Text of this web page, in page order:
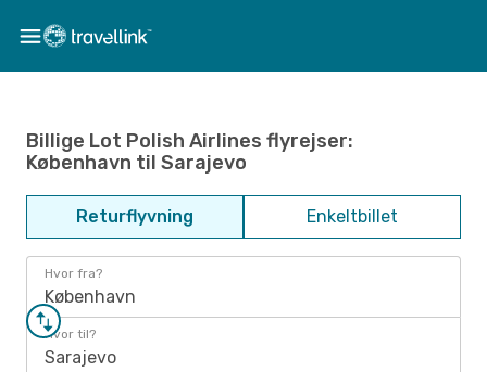
Billige Lot Polish Airlines flyrejser:
København til Sarajevo
Returflyvning Enkeltbillet
Hvor fra?
København
Hvor til?
Sarajevo